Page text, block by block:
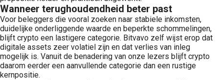
Wanneer terughoudendheid beter past
Voor beleggers die vooral zoeken naar stabiele inkomsten,
duidelijke onderliggende waarde en beperkte schommelingen,
blijft crypto een lastigere categorie. Bitvavo zelf wijst erop dat
digitale assets zeer volatiel zijn en dat verlies van inleg
mogelijk is. Vanuit de benadering van onze lezers blijft crypto
daarom eerder een aanvullende categorie dan een rustige
kernpositie.